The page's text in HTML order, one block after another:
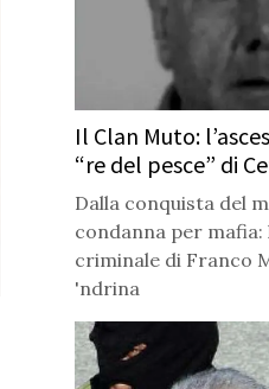
Il Clan Muto:
“re del pesce” di
Dalla conquista del
condanna per mafia:
criminale di Franco
'ndrina